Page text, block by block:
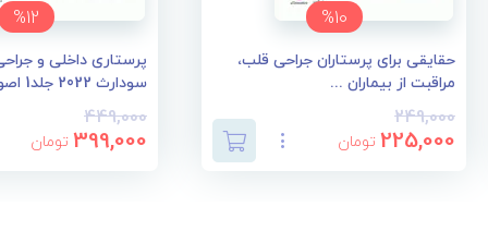
%10
حقایقی برای پرستاران جراحی قلب،
مراقبت از بیماران ...
249,000
225,000 تومان
%12
پرستاری داخلی و
سودارث 2022 جلد1 اصو...
449,000
399,000 تومان